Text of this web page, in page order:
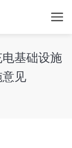
基础设施
意见